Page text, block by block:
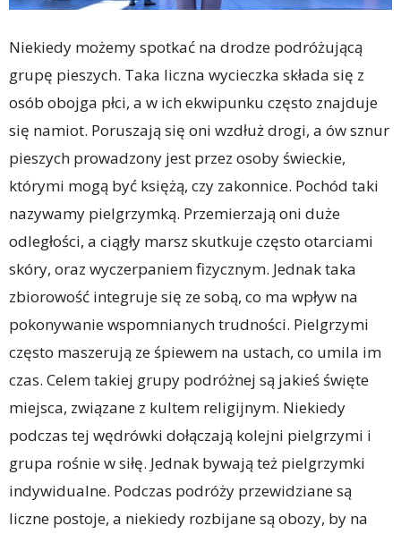
Niekiedy możemy spotkać na drodze podróżującą
grupę pieszych. Taka liczna wycieczka składa się z
osób obojga płci, a w ich ekwipunku często znajduje
się namiot. Poruszają się oni wzdłuż drogi, a ów sznur
pieszych prowadzony jest przez osoby świeckie,
którymi mogą być księżą, czy zakonnice. Pochód taki
nazywamy pielgrzymką. Przemierzają oni duże
odległości, a ciągły marsz skutkuje często otarciami
skóry, oraz wyczerpaniem fizycznym. Jednak taka
zbiorowość integruje się ze sobą, co ma wpływ na
pokonywanie wspomnianych trudności. Pielgrzymi
często maszerują ze śpiewem na ustach, co umila im
czas. Celem takiej grupy podróżnej są jakieś święte
miejsca, związane z kultem religijnym. Niekiedy
podczas tej wędrówki dołączają kolejni pielgrzymi i
grupa rośnie w siłę. Jednak bywają też pielgrzymki
indywidualne. Podczas podróży przewidziane są
liczne postoje, a niekiedy rozbijane są obozy, by na